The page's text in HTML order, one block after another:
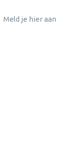
Meld je hier aan